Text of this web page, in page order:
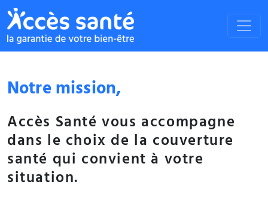
Notre mission,
Accès Santé vous accompagne
dans le choix de la couverture
santé qui convient à votre
situation.